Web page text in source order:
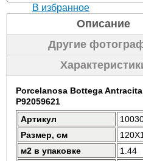
В избранное
Описание
Другие
Porcelanosa Bottega
P92059621
Артикул
Размер, см
м2 в упаковке
1.44